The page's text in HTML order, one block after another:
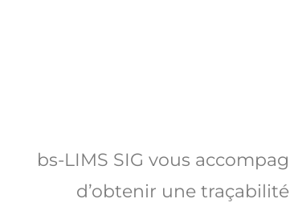
bs-LIMS SIG vous
d’obtenir une